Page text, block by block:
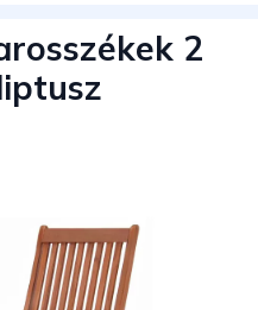
2